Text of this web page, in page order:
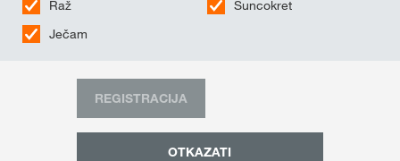
Raž
Ječam
Suncokret
OTKAZATI
REGISTRACIJA